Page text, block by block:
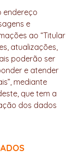
endereço
e
ao “Titular
atualizações,
poderão ser
e atender
mediante
que tem a
dos dados